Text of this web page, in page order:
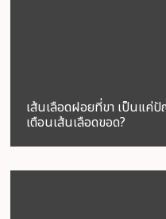
เส้นเลือดฝอยที่ขา เป็นแ
เตือนเส้นเลือดขอด?